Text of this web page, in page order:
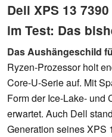
Dell XPS 13
im Test: Das
Das Aushängeschild
Ryzen-Prozessor holt
Core-U-Serie auf. Mit
Form der Ice-Lake- und
erwartet. Auch Dell
Generation seines XPS